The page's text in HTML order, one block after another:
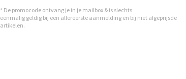
* De promocode ontvang je in je mailbox & is slechts
eenmalig geldig bij een allereerste aanmelding en bij niet afgeprijsde
artikelen.